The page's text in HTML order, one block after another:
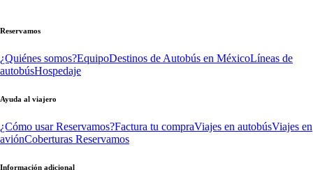
Reservamos
¿Quiénes somos?EquipoDestinos de Autobús en MéxicoLíneas de
autobúsHospedaje
Ayuda al viajero
¿Cómo usar Reservamos?Factura tu compraViajes en autobúsViajes en
aviónCoberturas Reservamos
Información adicional